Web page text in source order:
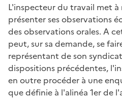
L'inspecteur du travail met à
présenter ses observations
des observations orales. A
peut, sur sa demande, se
représentant de son
dispositions précédentes,
en outre procéder à une
que définie à l'alinéa 1er de